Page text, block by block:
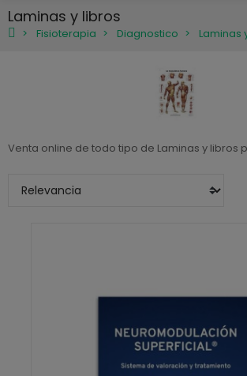
Laminas y libros
Fisioterapia Diagnostico Laminas
Venta online de todo tipo de Laminas y libros